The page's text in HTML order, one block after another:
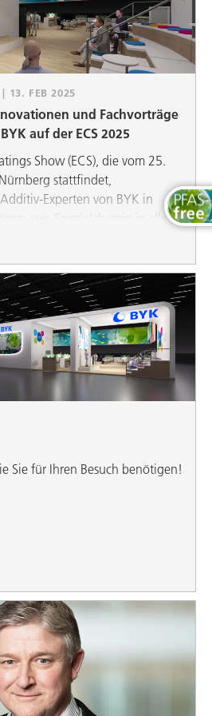
is actively involved in
| 13. FEB 2025
und Fachvorträge
auf der ECS 2025
Show (ECS), die vom 25.
stattfindet,
Experten von BYK in
wie Spezialchemie in allen
beiträgt: Wachsadditive
sowie Bauanwendungen
zu erreichen.
Sie für Ihren Besuch benötigen!